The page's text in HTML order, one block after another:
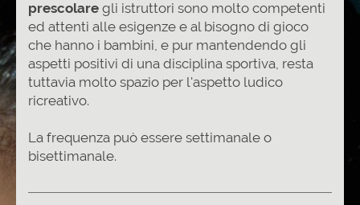
prescolare gli istruttori sono molto competenti
ed attenti alle esigenze e al bisogno di gioco
che hanno i bambini, e pur mantendendo gli
aspetti positivi di una disciplina sportiva, resta
tuttavia molto spazio per l'aspetto ludico
ricreativo.
La frequenza può essere settimanale o
bisettimanale.